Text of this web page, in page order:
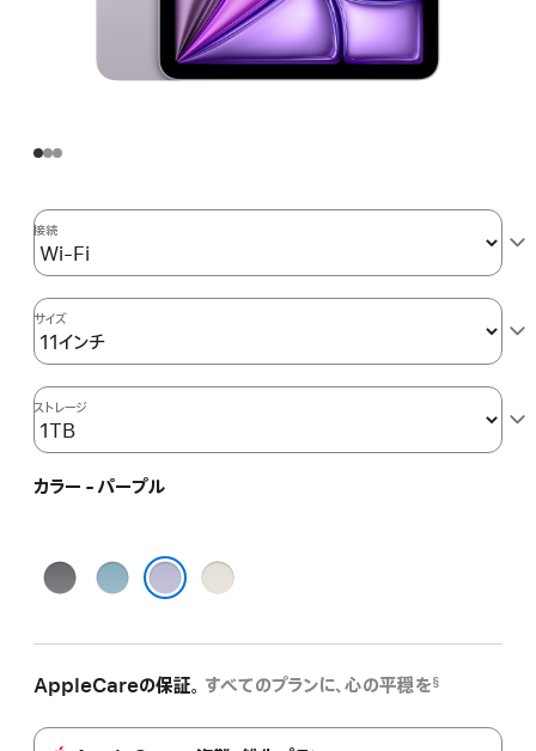
接続
サイズ
ストレージ
カラー - パープル
ス
ペ
グ
ブ
ル
ス
イ
AppleCareの保証。 すべてのプランに、心の平穏を§